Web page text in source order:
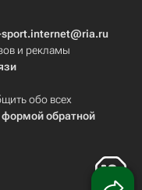
sport.internet@ria.ru
и рекламы
обо всех
формой обратной